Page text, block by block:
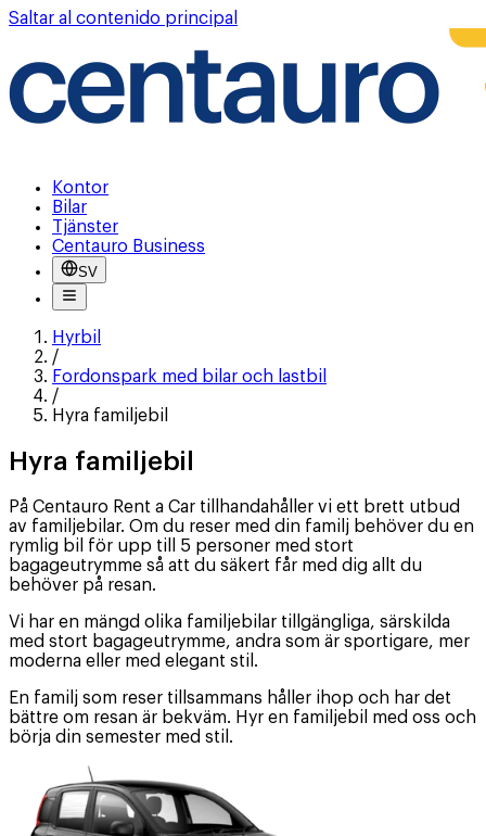
Saltar al contenido principal
Kontor
Bilar
Tjänster
Centauro Business
SV
Hyrbil
/
Fordonspark med bilar och lastbil
/
Hyra familjebil
Hyra familjebil
På Centauro Rent a Car tillhandahåller vi ett brett utbud
av familjebilar. Om du reser med din familj behöver du en
rymlig bil för upp till 5 personer med stort
bagageutrymme så att du säkert får med dig allt du
behöver på resan.
Vi har en mängd olika familjebilar tillgängliga, särskilda
med stort bagageutrymme, andra som är sportigare, mer
moderna eller med elegant stil.
En familj som reser tillsammans håller ihop och har det
bättre om resan är bekväm. Hyr en familjebil med oss och
börja din semester med stil.